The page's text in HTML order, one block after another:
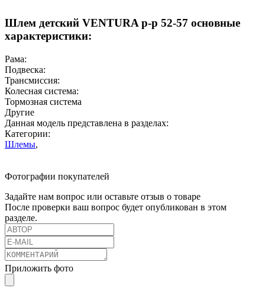
Шлем детский VENTURA р-р 52-57 основные
характеристики:
Рама:
Подвеска:
Трансмиссия:
Колесная система:
Тормозная система
Другие
Данная модель представлена в разделах:
Категории:
Шлемы,
Фотографии покупателей
Задайте нам вопрос или оставьте отзыв о товаре
После проверки ваш вопрос будет опубликован в этом
разделе.
Приложить фото